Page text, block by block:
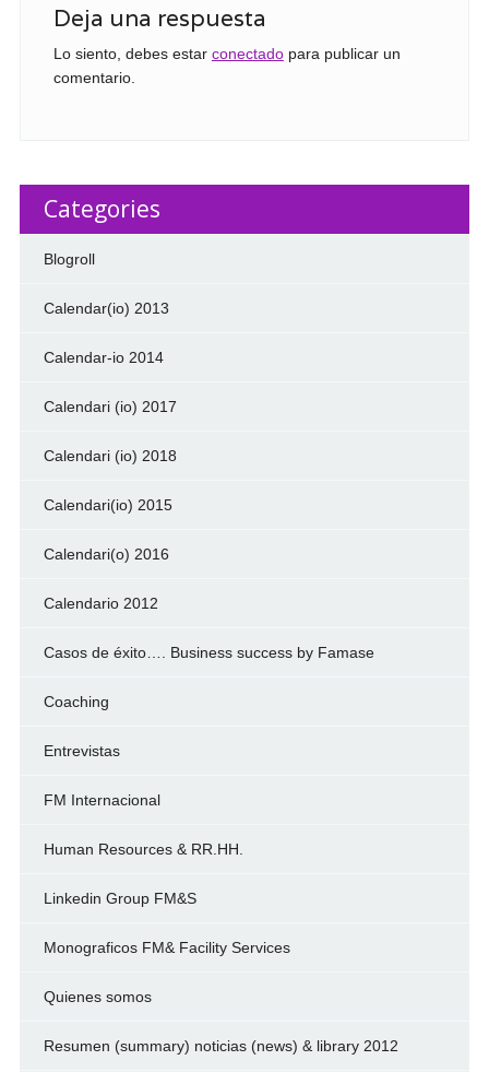
Deja una respuesta
Lo siento, debes estar conectadopara publicar un
comentario.
Categories
Blogroll
Calendar(io) 2013
Calendar-io 2014
Calendari (io) 2017
Calendari (io) 2018
Calendari(io) 2015
Calendari(o) 2016
Calendario 2012
Casos de éxito…. Business success by Famase
Coaching
Entrevistas
FM Internacional
Human Resources & RR.HH.
Linkedin Group FM&S
Monograficos FM& Facility Services
Quienes somos
Resumen (summary) noticias (news) & library 2012